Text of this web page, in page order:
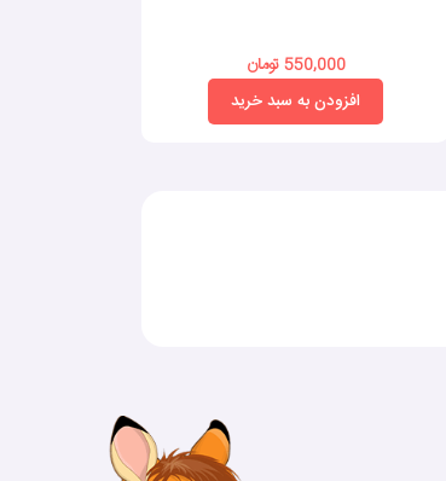
550,000 تومان
افزودن به سبد خرید